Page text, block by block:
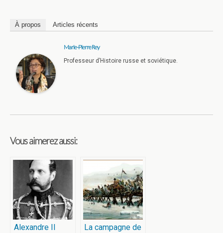
À propos Articles récents
Marie-Pierre Rey
Professeur d’Histoire russe et soviétique.
Vous aimerez aussi:
Alexandre II
La campagne de